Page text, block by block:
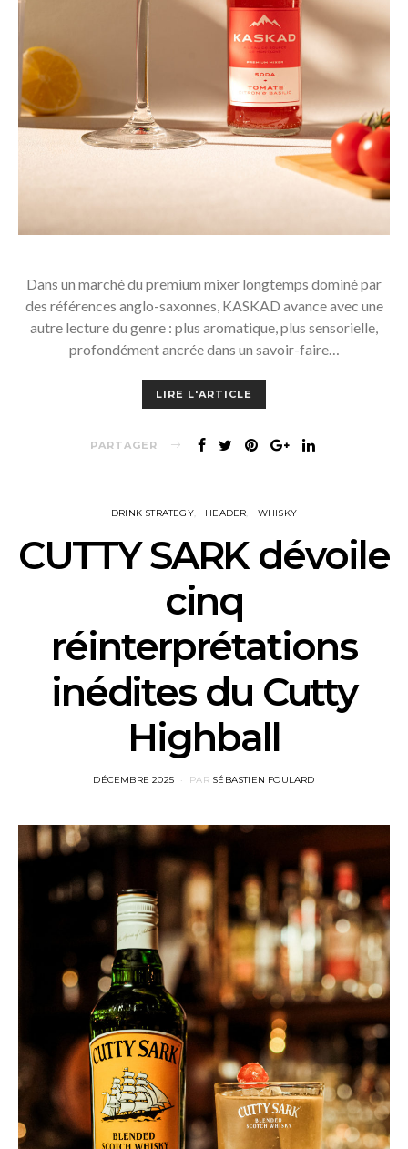
Dans un marché du premium mixer longtemps dominé par
des références anglo-saxonnes, KASKAD avance avec une
autre lecture du genre : plus aromatique, plus sensorielle,
profondément ancrée dans un savoir-faire…
LIRE L'ARTICLE
PARTAGER
DRINK STRATEGY HEADER WHISKY
CUTTY SARK dévoile
cinq
réinterprétations
inédites du Cutty
Highball
POSTED
DÉCEMBRE 2025 PAR SÉBASTIEN FOULARD